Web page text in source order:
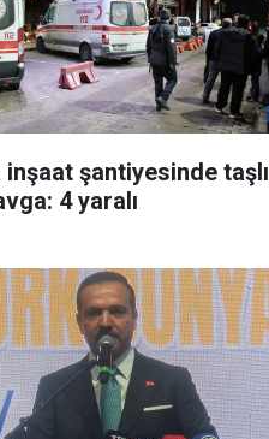
inşaat şantiyesinde taşlı
4 yaralı